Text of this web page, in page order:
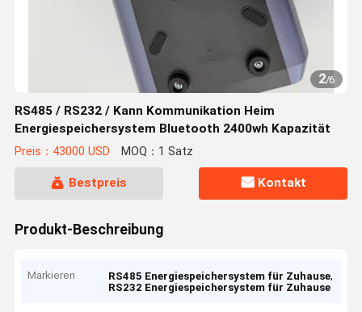
2/6
RS485 / RS232 / Kann Kommunikation Heim
Energiespeichersystem Bluetooth 2400wh Kapazität
Preis：43000 USD MOQ：1 Satz
Bestpreis Kontakt
Produkt-Beschreibung
Markieren RS485 Energiespeichersystem für Zuhause,
RS232 Energiespeichersystem für Zuhause